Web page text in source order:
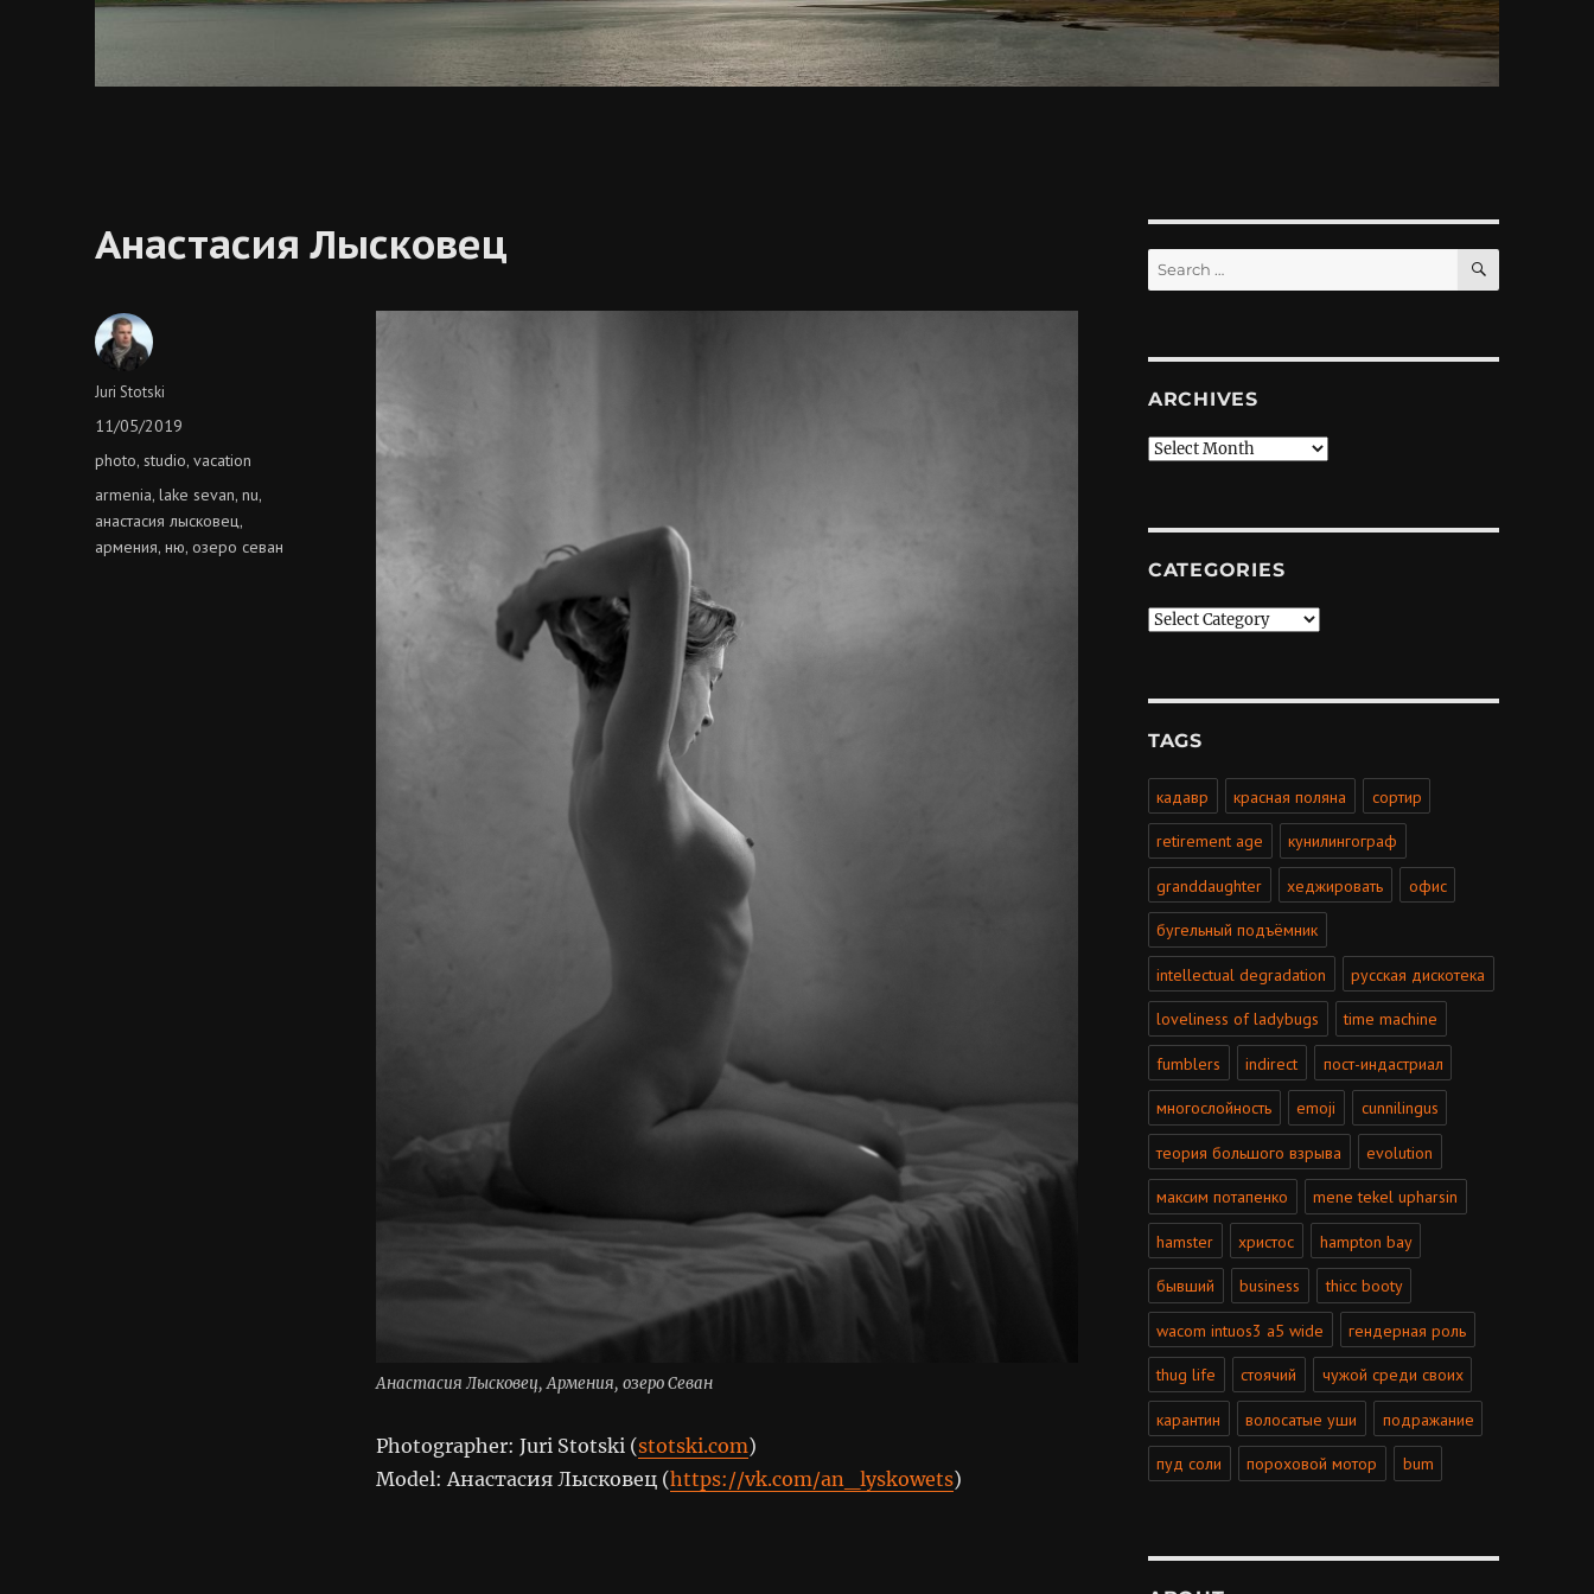
Анастасия Лысковец
Анастасия Лысковец, Армения, озеро Севан
Photographer: Juri Stotski (stotski.com)
Model: Анастасия Лысковец (https://vk.com/an_lyskowets)
Author
Juri Stotski
Posted
11/05/2019
Categories
photo, studio,vacation
Tags
armenia,lake sevan,nu,
анастасия лысковец,
армения,ню,озеро севан
Search
for:
SEARCH
ARCHIVES
Archives
CATEGORIES
Categories
TAGS
кадавр красная поляна сортир
retirement age кунилингограф
granddaughter хеджировать офис
бугельный подъёмник
intellectual degradation русская дискотека
loveliness of ladybugs time machine
fumblers indirect пост-индастриал
многослойность emoji cunnilingus
теория большого взрыва evolution
максим потапенко mene tekel upharsin
hamster христос hampton bay
бывший business thicc booty
wacom intuos3 a5 wide гендерная роль
thug life стоячий чужой среди своих
карантин волосатые уши подражание
пуд соли пороховой мотор bum